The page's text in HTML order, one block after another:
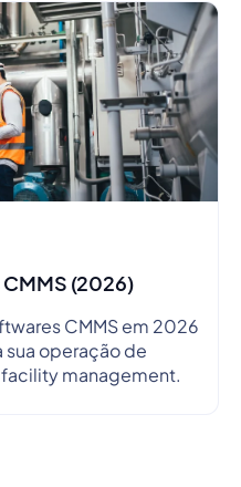
elétrico, o
(2026)
CMMS em 2026
operação de
management.